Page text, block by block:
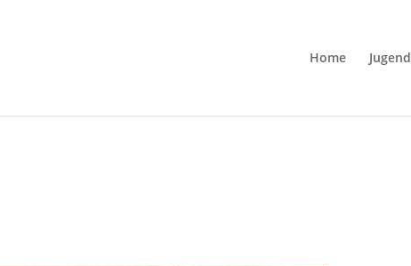
Home Jugend